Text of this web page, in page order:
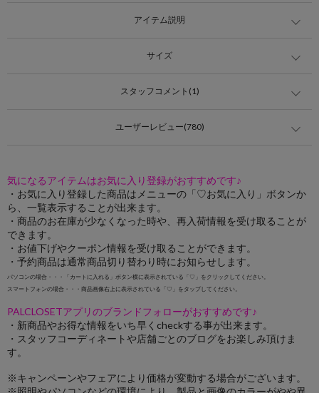
アイテム説明
サイズ
スタッフコメント(1)
ユーザーレビュー(780)
気になるアイテムはお気に入り登録がおすすめです♪
・お気に入り登録した商品はメニューの「♡お気に入り」ボタンか
ら、一覧表示することが出来ます。
・商品のお在庫が少なくなった時や、再入荷情報を受け取ることが
できます。
・お値下げやクーポン情報を受け取ることができます。
・予約商品は通常商品切り替わり時にお知らせします。
パソコンの場合・・・「カートに入れる」ボタン横に表示されている「♡」をクリックしてください。
スマートフォンの場合・・・商品画像右上に表示されている「♡」をタップしてください。
PALCLOSETアプリのブランドフォローがおすすめです♪
・新商品やお得な情報をいち早くcheckする事が出来ます。
・スタッフコーディネートや店舗ごとのブログをお楽しみ頂けま
す。
※キャンペーンやフェアにより価格が変動する場合がございます。